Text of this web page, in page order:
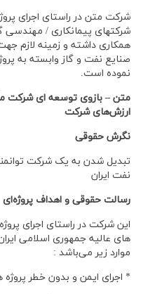
شرکت متن در راستای اجرای
شرکتهای پیمانکاری / مهندسی
همکاری داشته و زمینه لازم
صنایع نفت و گاز وابسته به
نموده است.
متن – بازوی توسعه ای شرکت
ارزش‌های شرکت
نگرش حقوقی
تبدیل شدن به یک شرکت
نفت ایران
رسالت حقوقی و اهداف پروژه‌ای
این شرکت در راستای اجرای
های عالیه جمهوری اسلامی
موارد زیر می‌باشد :
* اجرای ایمن و بدون خطر پروژه